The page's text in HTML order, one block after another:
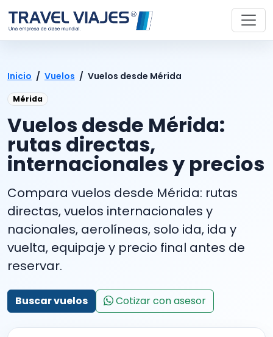
Inicio / Vuelos / Vuelos desde Mérida
Mérida
Vuelos desde Mérida:
rutas directas,
internacionales y precios
Compara vuelos desde Mérida: rutas
directas, vuelos internacionales y
nacionales, aerolíneas, solo ida, ida y
vuelta, equipaje y precio final antes de
reservar.
Buscar vuelos Cotizar con asesor